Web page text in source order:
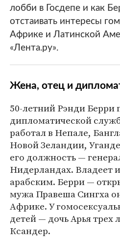
лобби в Госдепе и как
отстаивать интересы
Африке и Латинской
«Лента.ру».
Жена, отец и
50-летний Рэнди Берри
дипломатической
работал в Непале,
Новой Зеландии,
его должность —
Нидерландах. Владеет
арабским. Берри —
мужа Правеша Сингха
Африке. У
детей — дочь Арья трех
Ксандер.